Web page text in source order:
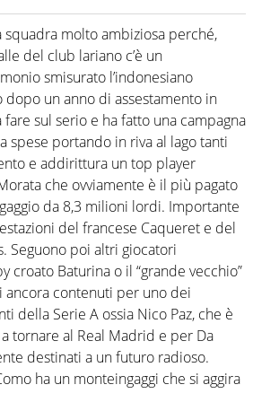
tutto il mondo dello sport. Calcio,
Motomondiale ma anche tennis,
Virgilio Sport i tifosi e gli appassionati
sempre copertura completa e
squadra di Virgilio Sport è formata da
di sport abili sia nel gioco di
intercettano le notizie e le rilanciano
nella costruzione dal basso quando
100% originali ed esclusivi.
squadra molto ambiziosa perché,
del club lariano c’è un
smisurato l’indonesiano
un anno di assestamento in
fare sul serio e ha fatto una campagna
spese portando in riva al lago tanti
e addirittura un top player
che ovviamente è il più pagato
da 8,3 milioni lordi. Importante
del francese Caqueret e del
Seguono poi altri giocatori
croato Baturina o il “grande vecchio”
ancora contenuti per uno dei
della Serie A ossia Nico Paz, che è
tornare al Real Madrid e per Da
destinati a un futuro radioso.
ha un monteingaggi che si aggira